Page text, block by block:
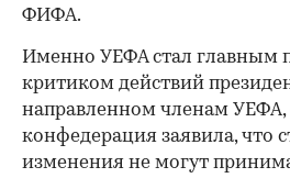
ФИФА.
Именно УЕФА стал главным
критиком действий
направленном членам УЕФА,
конфедерация заявила, что
изменения не могут